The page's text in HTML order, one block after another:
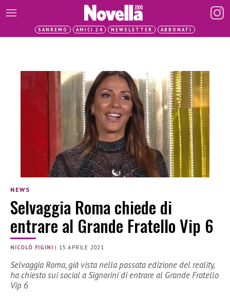
SANREMO AMICI 24 NEWSLETTER ABBONATI
NEWS
Selvaggia Roma chiede di
entrare al Grande Fratello Vip 6
NICOLÒ FIGINI | 15 APRILE 2021
Selvaggia Roma, già vista nella passata edizione del reality,
ha chiesto sui social a Signorini di entrare al Grande Fratello
Vip 6